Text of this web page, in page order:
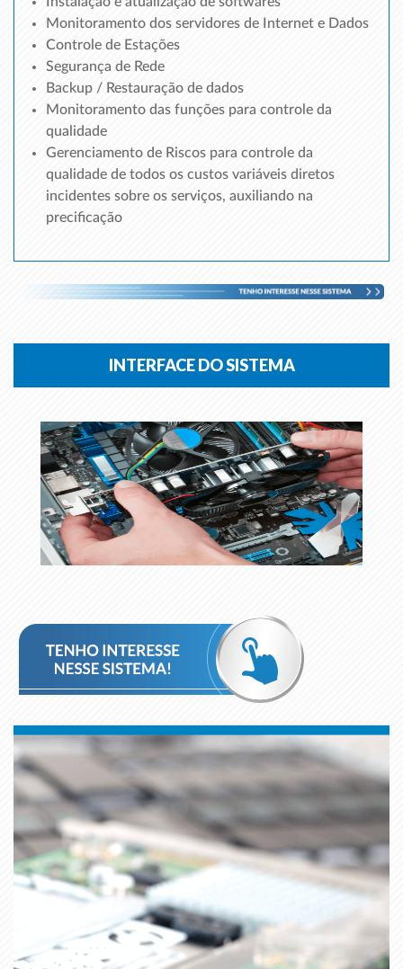
Monitoramento dos servidores de Internet e Dados
Controle de Estações
Segurança de Rede
Backup / Restauração de dados
Monitoramento das funções para controle da
qualidade
Gerenciamento de Riscos para controle da
qualidade de todos os custos variáveis diretos
incidentes sobre os serviços, auxiliando na
precificação
INTERFACE DO SISTEMA